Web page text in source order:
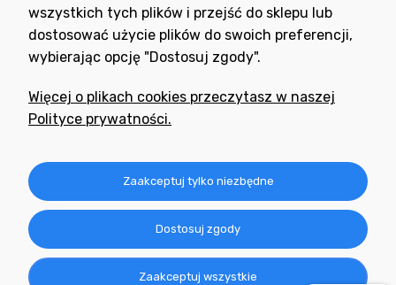
Potrzebujesz pomocy
+48 791 806 804
Informacje
Obsługa zamówień
O nas
wszystkich tych plików i przejść do sklepu lub
dostosować użycie plików do swoich preferencji,
wybierając opcję "Dostosuj zgody".
Więcej o plikach cookies przeczytasz w naszej
Polityce prywatności.
Zaakceptuj tylko niezbędne
Dostosuj zgody
Zaakceptuj wszystkie